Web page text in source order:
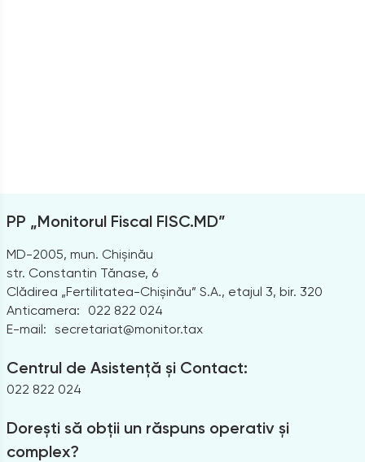
PP „Monitorul Fiscal FISC.MD”
MD-2005, mun. Chișinău
str. Constantin Tănase, 6
Clădirea „Fertilitatea-Chișinău” S.A., etajul 3, bir. 320
Anticamera:
022 822 024
E-mail: secretariat@monitor.tax
Centrul de Asistență și Contact:
022 822 024
Dorești să obții un răspuns operativ și
complex?